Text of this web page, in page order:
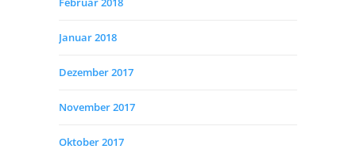
Januar 2018
Dezember 2017
November 2017
Oktober 2017